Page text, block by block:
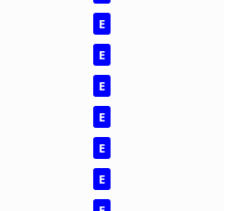
E
E
E
E
E
E